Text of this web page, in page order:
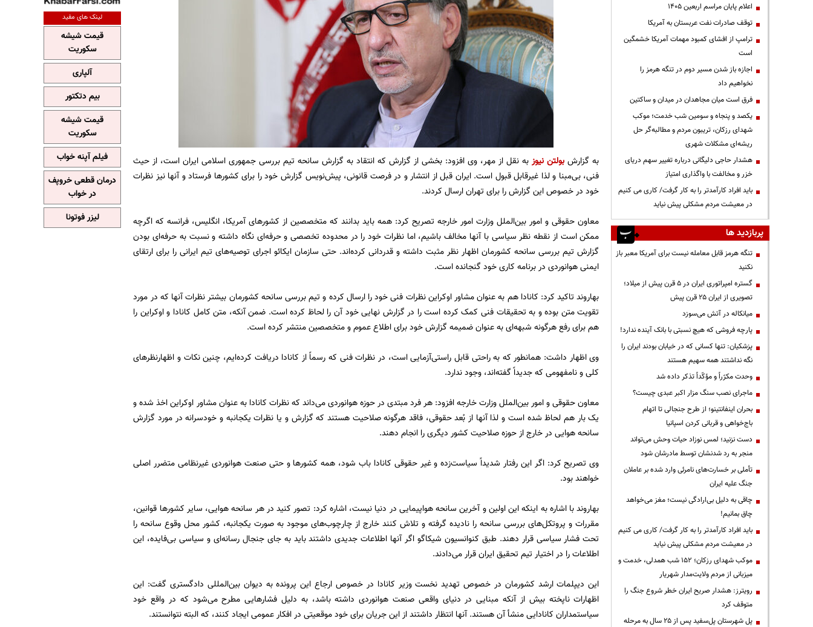
به گزارش بولتن نیوزبه نقل از مهر، وی افزود: بخشی از گزارش که انتقاد به گزارش سانحه تیم بررسی جمهوری اسلامی ایران است، از حیث
فنی، بی‌مبنا و لذا غیرقابل قبول است. ایران قبل از انتشار و در فرصت قانونی، پیش‌نویس گزارش خود را برای کشورها فرستاد و آنها نیز نظرات
خود در خصوص این گزارش را برای تهران ارسال کردند.
معاون حقوقی و امور بین‌الملل وزارت امور خارجه تصریح کرد: همه باید بدانند که متخصصین از کشورهای آمریکا، انگلیس، فرانسه که اگرچه
ممکن است از نقطه نظر سیاسی با آنها مخالف باشیم، اما نظرات خود را در محدوده تخصصی و حرفه‌ای نگاه داشته و نسبت به حرفه‌ای بودن
گزارش تیم بررسی سانحه کشورمان اظهار نظر مثبت داشته و قدردانی کرده‌اند. حتی سازمان ایکائو اجرای توصیه‌های تیم ایرانی را برای ارتقای
ایمنی هوانوردی در برنامه کاری خود گنجانده است.
بهاروند تاکید کرد: کانادا هم به عنوان مشاور اوکراین نظرات فنی خود را ارسال کرده و تیم بررسی سانحه کشورمان بیشتر نظرات آنها که در مورد
تقویت متن بوده و به تحقیقات فنی کمک کرده است را در گزارش نهایی خود آن را لحاظ کرده است. ضمن آنکه، متن کامل کانادا و اوکراین را
هم برای رفع هرگونه شبهه‌ای به عنوان ضمیمه گزارش خود برای اطلاع عموم و متخصصین منتشر کرده است.
وی اظهار داشت: همانطور که به راحتی قابل راستی‌آزمایی است، در نظرات فنی که رسماً از کانادا دریافت کرده‌ایم، چنین نکات و اظهارنظرهای
کلی و نامفهومی که جدیداً گفته‌اند، وجود ندارد.
معاون حقوقی و امور بین‌الملل وزارت خارجه افزود: هر فرد مبتدی در حوزه هوانوردی می‌داند که نظرات کانادا به عنوان مشاور اوکراین اخذ شده و
یک بار هم لحاظ شده است و لذا آنها از بُعد حقوقی، فاقد هرگونه صلاحیت هستند که گزارش و یا نظرات یکجانبه و خودسرانه در مورد گزارش
سانحه هوایی در خارج از حوزه صلاحیت کشور دیگری را انجام دهند.
وی تصریح کرد: اگر این رفتار شدیداً سیاست‌زده و غیر حقوقی کانادا باب شود، همه کشورها و حتی صنعت هوانوردی غیرنظامی متضرر اصلی
خواهند بود.
بهاروند با اشاره به اینکه این اولین و آخرین سانحه هواپیمایی در دنیا نیست، اشاره کرد: تصور کنید در هر سانحه هوایی، سایر کشورها قوانین،
مقررات و پروتکل‌های بررسی سانحه را نادیده گرفته و تلاش کنند خارج از چارچوب‌های موجود به صورت یکجانبه، کشور محل وقوع سانحه را
تحت فشار سیاسی قرار دهند. طبق کنوانسیون شیکاگو اگر آنها اطلاعات جدیدی داشتند باید به جای جنجال رسانه‌ای و سیاسی بی‌فایده، این
اطلاعات را در اختیار تیم تحقیق ایران قرار می‌دادند.
این دیپلمات ارشد کشورمان در خصوص تهدید نخست وزیر کانادا در خصوص ارجاع این پرونده به دیوان بین‌المللی دادگستری گفت: این
اظهارات ناپخته بیش از آنکه مبنایی در دنیای واقعی صنعت هوانوردی داشته باشد، به دلیل فشارهایی مطرح می‌شود که در واقع خود
سیاستمداران کانادایی منشأ آن هستند. آنها انتظار داشتند از این جریان برای خود موقعیتی در افکار عمومی ایجاد کنند، که البته نتوانستند.
اعلام پایان مراسم اربعین ۱۴۰۵
توقف صادرات نفت عربستان به آمریکا
ترامپ از افشای کمبود مهمات آمریکا خشمگین
است
اجازه باز شدن مسیر دوم در تنگه هرمز را
نخواهیم داد
فرق است میان مجاهدان در میدان و ساکتین
یکصد و پنجاه و سومین شب خدمت؛ موکب
شهدای رزکان، تریبون مردم و مطالبه‌گر حل
ریشه‌ای مشکلات شهری
هشدار حاجی دلیگانی درباره تغییر سهم دریای
خزر و مخالفت با واگذاری امتیاز
باید افراد کارآمدتر را به کار گرفت/ کاری می کنیم
در معیشت مردم مشکلی پیش نیاید
پربازدید ها
تنگه هرمز قابل معامله نیست برای آمریکا معبر باز
نکنید
گستره امپراتوری ایران در ۵ قرن پیش از میلاد؛
تصویری از ایران ۲۵ قرن پیش
میانکاله در آتش می‌سوزد
پارچه فروشی که هیچ نسبتی با بانک آینده ندارد!
پزشکیان: تنها کسانی که در خیابان بودند ایران را
نگه نداشتند همه سهیم هستند
وحدت مکرّراً و مؤکّداً تذکر داده شد
ماجرای نصب سنگ مزار اکبر عبدی چیست؟
بحران اینفانتینو؛ از طرح جنجالی تا اتهام
باج‌خواهی و قربانی کردن اسپانیا
دست نزنید؛ لمس نوزاد حیات وحش می‌تواند
منجر به رد شدنشان توسط مادرشان شود
تأملی بر خسارت‌های نامرئی وارد شده بر عاملان
جنگ علیه ایران
چاقی به دلیل بی‌ارادگی نیست؛ مغز می‌خواهد
چاق بمانیم!
باید افراد کارآمدتر را به کار گرفت/ کاری می کنیم
در معیشت مردم مشکلی پیش نیاید
موکب شهدای رزکان؛ ۱۵۲ شب همدلی، خدمت و
میزبانی از مردم ولایت‌مدار شهریار
رویترز: هشدار صریح ایران خطر شروع جنگ را
متوقف کرد
پل شهرستان پل‌سفید پس از ۲۵ سال به مرحله
لینک های مفید
قیمت شیشه
سکوریت
آلپاری
بیم دتکتور
قیمت شیشه
سکوریت
فیلم آپنه خواب
درمان قطعی خروپف
در خواب
لیزر فوتونا